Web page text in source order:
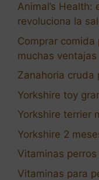
Animal’s Health:
revoluciona la
Comprar
muchas ventajas
Zanahoria cruda
Yorkshire toy
Yorkshire terrier
Yorkshire 2
Vitaminas
Vitaminas para